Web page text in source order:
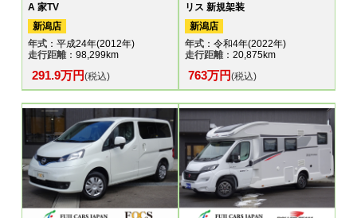
A 家TV
新潟店
年式 ：平成24年(2012年)
走行距離：98,299km
291.9万円(税込)
リス 新規架装
新潟店
年式：令和4年(2022年)
走行距離：20,875km
763万円(税込)